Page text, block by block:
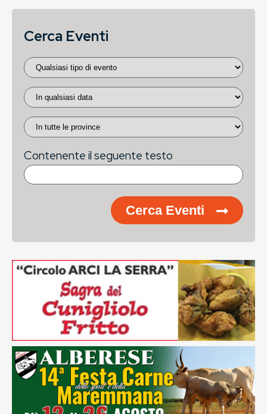
Cerca Eventi
Contenente il seguente testo
Cerca Eventi